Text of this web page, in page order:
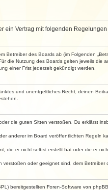
ein Vertrag mit folgenden
Betreiber des Boards ab (im Folgenden
die Nutzung des Boards gelten jeweils die
einer Frist jederzeit gekündigt werden.
und unentgeltliches Recht, deinen
die guten Sitten verstoßen. Du erklärst
anderer im Board veröffentlichten Regeln
die er nicht selbst erstellt hat oder die er
oder geeignet sind, dem Betreiber
bereitgestellten Foren-Software von